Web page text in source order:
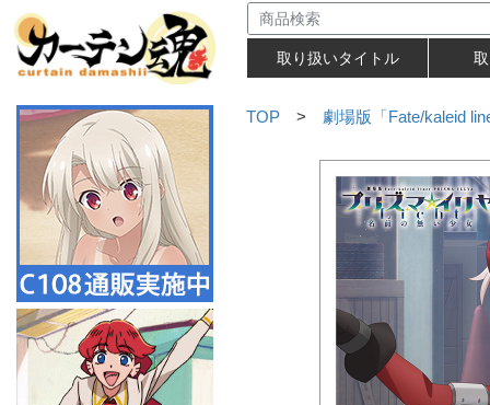
取り扱いタイトル
TOP > 劇場版「Fate/kaleid